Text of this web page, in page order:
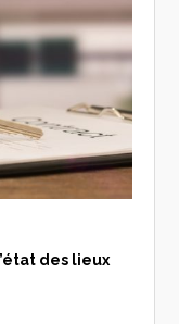
des lieux